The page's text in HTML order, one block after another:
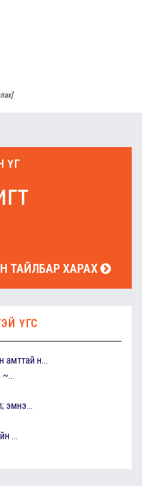
ҮГ
ТАЙЛБАР ХАРАХ
ҮГС
амттай н...
эмнэ...
...